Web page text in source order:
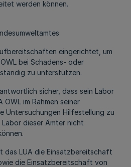
werden können.
eingerichtet, um
bei Schadens- oder
zu unterstützen.
sicher, dass sein Labor
im Rahmen seiner
Untersuchungen Hilfestellung zu
dieser Ämter nicht
das LUA die Einsatzbereitschaft
die Einsatzbereitschaft von